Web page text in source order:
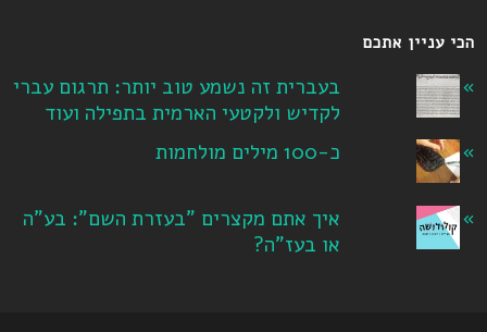
הכי עניין אתכם
בעברית זה נשמע טוב יותר: תרגום עברי
לקדיש ולקטעי הארמית בתפילה ועוד
כ-100 מילים מולחמות
איך אתם מקצרים "בעזרת השם": בע"ה
או בעז"ה?